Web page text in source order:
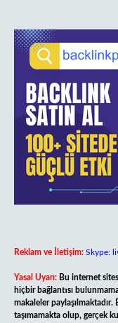
Reklam ve İletişim: Skype:
Yasal Uyarı: Bu internet
hiçbir bağlantısı
makaleler
taşımamakta olup, gerçek